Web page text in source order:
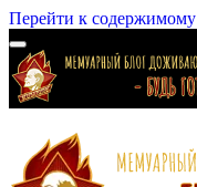
Перейти к содержимому